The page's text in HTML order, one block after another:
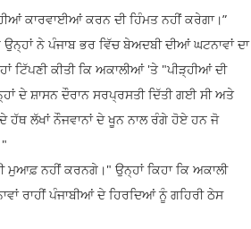
ਕਾਰਵਾਈਆਂ ਕਰਨ ਦੀ ਹਿੰਮਤ ਨਹੀਂ ਕਰੇਗਾ।”
ਨੇ ਪੰਜਾਬ ਭਰ ਵਿੱਚ ਬੇਅਦਬੀ ਦੀਆਂ ਘਟਨਾਵਾਂ ਦਾ
ਕੀਤੀ ਕਿ ਅਕਾਲੀਆਂ 'ਤੇ "ਪੀੜ੍ਹੀਆਂ ਦੀ
ਦੇ ਸ਼ਾਸਨ ਦੌਰਾਨ ਸਰਪ੍ਰਸਤੀ ਦਿੱਤੀ ਗਈ ਸੀ ਅਤੇ
ਲੱਖਾਂ ਨੌਜਵਾਨਾਂ ਦੇ ਖੂਨ ਨਾਲ ਰੰਗੇ ਹੋਏ ਹਨ ਜੋ
ਨਹੀਂ ਕਰਨਗੇ।" ਉਨ੍ਹਾਂ ਕਿਹਾ ਕਿ ਅਕਾਲੀ
ਰਾਹੀਂ ਪੰਜਾਬੀਆਂ ਦੇ ਹਿਰਦਿਆਂ ਨੂੰ ਗਹਿਰੀ ਠੇਸ